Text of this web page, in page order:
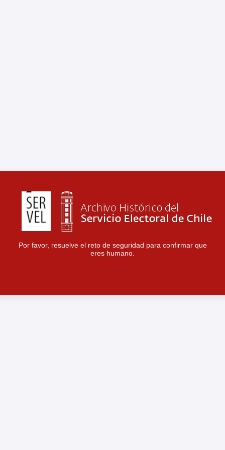
Por favor, resuelve el reto de seguridad para confirmar que
eres humano.